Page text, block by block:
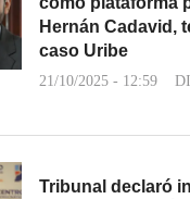
Hernán Cadavid,
caso Uribe
21/10/2025 - 12:59
Tribunal declaró